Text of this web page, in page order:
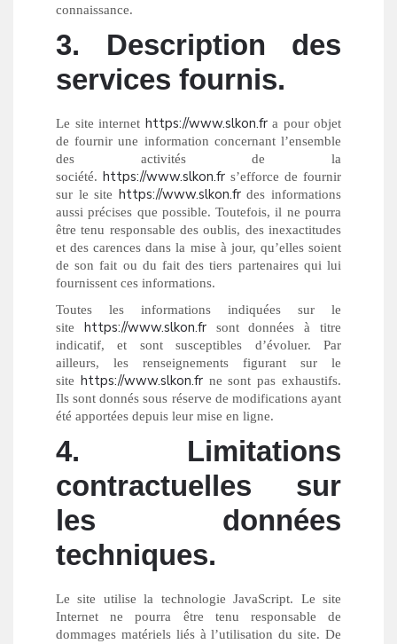
connaissance.
3. Description des
services fournis.
Le site internet https://www.slkon.fra pour objet
de fournir une information concernant l’ensemble
des activités de la
société. https://www.slkon.fr s’efforce de fournir
sur le site https://www.slkon.frdes informations
aussi précises que possible. Toutefois, il ne pourra
être tenu responsable des oublis, des inexactitudes
et des carences dans la mise à jour, qu’elles soient
de son fait ou du fait des tiers partenaires qui lui
fournissent ces informations.
Toutes les informations indiquées sur le
site https://www.slkon.frsont données à titre
indicatif, et sont susceptibles d’évoluer. Par
ailleurs, les renseignements figurant sur le
site https://www.slkon.frne sont pas exhaustifs.
Ils sont donnés sous réserve de modifications ayant
été apportées depuis leur mise en ligne.
4. Limitations
contractuelles sur
les données
techniques.
Le site utilise la technologie JavaScript. Le site
Internet ne pourra être tenu responsable de
dommages matériels liés à l’utilisation du site. De